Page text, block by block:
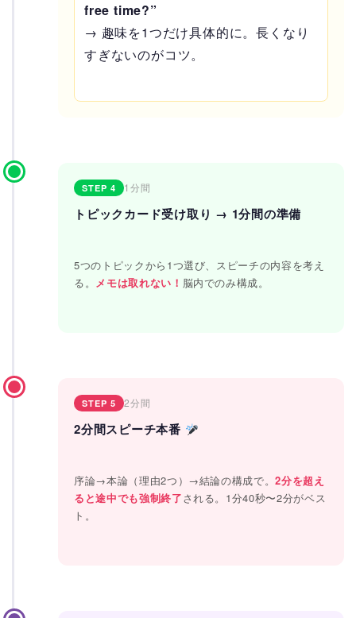
free time?”
→ 趣味を1つだけ具体的に。長くなり
すぎないのがコツ。
STEP 4 1分間
トピックカード受け取り → 1分間の準備
5つのトピックから1つ選び、スピーチの内容を考え
る。 メモは取れない！ 脳内でのみ構成。
STEP 5 2分間
2分間スピーチ本番
序論→本論（理由2つ）→結論の構成で。2分を超え
ると途中でも強制終了される。1分40秒〜2分がベス
ト。